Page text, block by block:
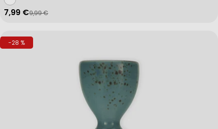
Verkaufspreis
7,99 €
Regulärer Preis
9,99 €
-28 %